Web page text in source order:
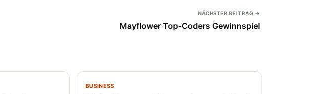
NÄCHSTER BEITRAG →
Mayflower Top-Coders Gewinnspiel
BUSINESS